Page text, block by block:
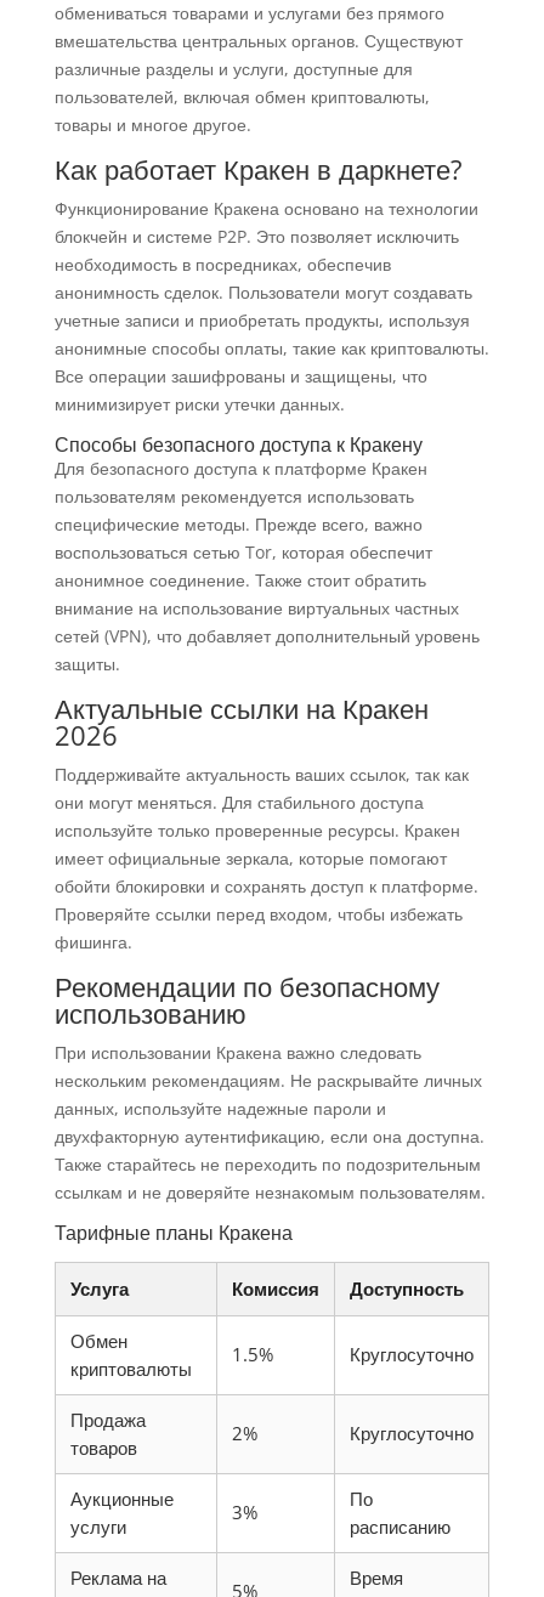
обмениваться товарами и услугами без прямого
вмешательства центральных органов. Существуют
различные разделы и услуги, доступные для
пользователей, включая обмен криптовалюты,
товары и многое другое.
Как работает Кракен в даркнете?
Функционирование Кракена основано на технологии
блокчейн и системе P2P. Это позволяет исключить
необходимость в посредниках, обеспечив
анонимность сделок. Пользователи могут создавать
учетные записи и приобретать продукты, используя
анонимные способы оплаты, такие как криптовалюты.
Все операции зашифрованы и защищены, что
минимизирует риски утечки данных.
Способы безопасного доступа к Кракену
Для безопасного доступа к платформе Кракен
пользователям рекомендуется использовать
специфические методы. Прежде всего, важно
воспользоваться сетью Tor, которая обеспечит
анонимное соединение. Также стоит обратить
внимание на использование виртуальных частных
сетей (VPN), что добавляет дополнительный уровень
защиты.
Актуальные ссылки на Кракен
2026
Поддерживайте актуальность ваших ссылок, так как
они могут меняться. Для стабильного доступа
используйте только проверенные ресурсы. Кракен
имеет официальные зеркала, которые помогают
обойти блокировки и сохранять доступ к платформе.
Проверяйте ссылки перед входом, чтобы избежать
фишинга.
Рекомендации по безопасному
использованию
При использовании Кракена важно следовать
нескольким рекомендациям. Не раскрывайте личных
данных, используйте надежные пароли и
двухфакторную аутентификацию, если она доступна.
Также старайтесь не переходить по подозрительным
ссылкам и не доверяйте незнакомым пользователям.
Тарифные планы Кракена
Услуга Комиссия Доступность
Обмен
криптовалюты
1.5% Круглосуточно
Продажа
товаров
2% Круглосуточно
Аукционные
услуги
3%
По
расписанию
Реклама на
5%
Время